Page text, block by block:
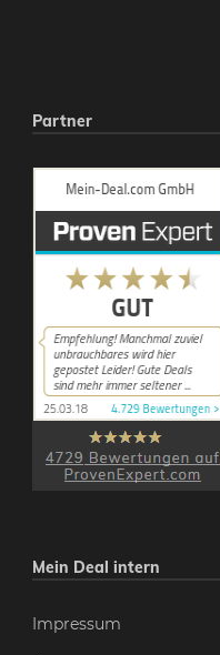
Partner
Mein Deal intern
Impressum